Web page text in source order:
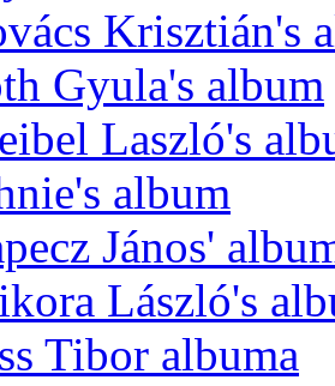
Krisztián's
Gyula's album
Laszló's
album
János'
László's
Tibor albuma